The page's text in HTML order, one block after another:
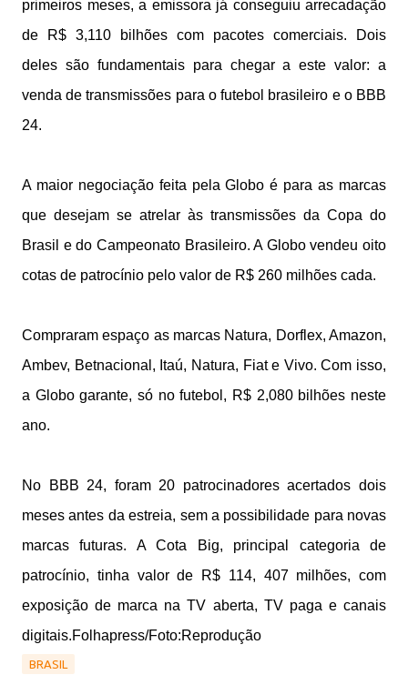
primeiros meses, a emissora já conseguiu arrecadação
de R$ 3,110 bilhões com pacotes comerciais. Dois
deles são fundamentais para chegar a este valor: a
venda de transmissões para o futebol brasileiro e o BBB
24.
A maior negociação feita pela Globo é para as marcas
que desejam se atrelar às transmissões da Copa do
Brasil e do Campeonato Brasileiro. A Globo vendeu oito
cotas de patrocínio pelo valor de R$ 260 milhões cada.
Compraram espaço as marcas Natura, Dorflex, Amazon,
Ambev, Betnacional, Itaú, Natura, Fiat e Vivo. Com isso,
a Globo garante, só no futebol, R$ 2,080 bilhões neste
ano.
No BBB 24, foram 20 patrocinadores acertados dois
meses antes da estreia, sem a possibilidade para novas
marcas futuras. A Cota Big, principal categoria de
patrocínio, tinha valor de R$ 114, 407 milhões, com
exposição de marca na TV aberta, TV paga e canais
digitais.Folhapress/Foto:Reprodução
BRASIL